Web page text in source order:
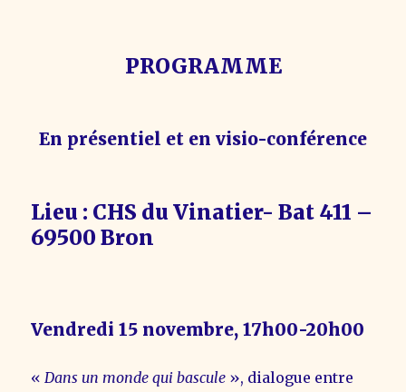
PROGRAMME
En présentiel et en visio-conférence
Lieu : CHS du Vinatier- Bat 411 –
69500 Bron
Vendredi 15 novembre, 17h00-20h00
« Dans un monde qui bascule », dialogue entre